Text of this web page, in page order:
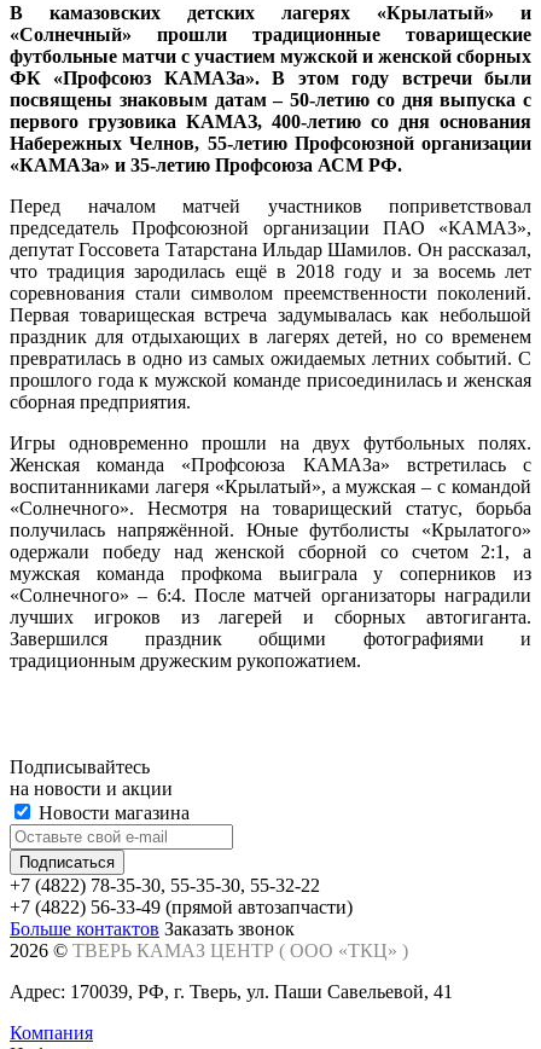
В камазовских детских лагерях «Крылатый» и
«Солнечный» прошли традиционные товарищеские
футбольные матчи с участием мужской и женской сборных
ФК «Профсоюз КАМАЗа». В этом году встречи были
посвящены знаковым датам – 50-летию со дня выпуска с
первого грузовика КАМАЗ, 400-летию со дня основания
Набережных Челнов, 55-летию Профсоюзной организации
«КАМАЗа» и 35-летию Профсоюза АСМ РФ.
Перед началом матчей участников поприветствовал
председатель Профсоюзной организации ПАО «КАМАЗ»,
депутат Госсовета Татарстана Ильдар Шамилов. Он рассказал,
что традиция зародилась ещё в 2018 году и за восемь лет
соревнования стали символом преемственности поколений.
Первая товарищеская встреча задумывалась как небольшой
праздник для отдыхающих в лагерях детей, но со временем
превратилась в одно из самых ожидаемых летних событий. С
прошлого года к мужской команде присоединилась и женская
сборная предприятия.
Игры одновременно прошли на двух футбольных полях.
Женская команда «Профсоюза КАМАЗа» встретилась с
воспитанниками лагеря «Крылатый», а мужская – с командой
«Солнечного». Несмотря на товарищеский статус, борьба
получилась напряжённой. Юные футболисты «Крылатого»
одержали победу над женской сборной со счетом 2:1, а
мужская команда профкома выиграла у соперников из
«Солнечного» – 6:4. После матчей организаторы наградили
лучших игроков из лагерей и сборных автогиганта.
Завершился праздник общими фотографиями и
традиционным дружеским рукопожатием.
Подписывайтесь
на новости и акции
Новости магазина
+7 (4822) 78-35-30, 55-35-30, 55-32-22
+7 (4822) 56-33-49 (прямой автозапчасти)
Больше контактов Заказать звонок
2026 © ТВЕРЬ КАМАЗ ЦЕНТР ( ООО «ТКЦ» )
Адрес: 170039, РФ, г. Тверь, ул. Паши Савельевой, 41
Компания